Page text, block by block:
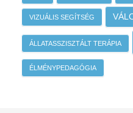
VIZUÁLIS SEGÍTSÉG
ÁLLATASSZISZTÁLT TERÁPIA
ÉLMÉNYPEDAGÓGIA